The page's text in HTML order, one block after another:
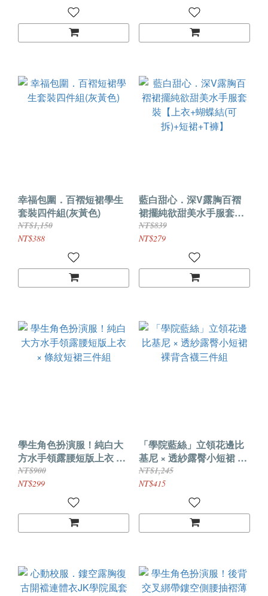
幸福包圍．百褶短裙學生
套裝四件組(灰黃色)
NT$1,150
NT$388
藍白甜心．深V露胸百褶
裙擺純欲甜美水手服套裝
【上衣+蝴蝶結(可拆)+短
裙+T褲】
NT$839
NT$279
學生角色扮演服！純白大
方水手領露腰短版上衣 ×
條紋短裙三件組
NT$900
NT$299
「學院藍絲」立領花邊比
基尼 × 透紗露臀小短裙 裸
背含襪三件組
NT$1,245
NT$415